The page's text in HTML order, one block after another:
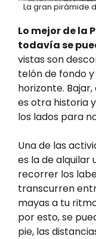
La gran pirámide
Lo mejor de la
todavía se
vistas son
telón de fondo
horizonte.
es otra historia
los lados para
Una de las
es la de alquilar
recorrer los
transcurren
mayas a tu
por esto, se
pie, las